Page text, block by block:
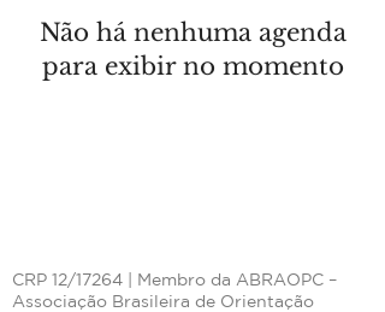
Não há nenhuma agenda
para exibir no momento
CRP 12/17264 | Membro da ABRAOPC –
Associação Brasileira de Orientação